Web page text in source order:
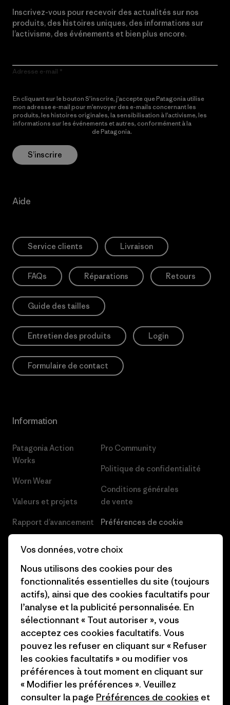
Inscrivez-vous pour recevoir des actualités sur nos
produits, des histoires uniques, des informations sur
l’activisme, des événements et bien plus encore.
Adresse e-mail
En cliquant sur le bouton S’inscrire, j’accepte que Patagonia utilise
mon adresse e-mail pour m’envoyer des e-mails concernant les
produits, les histoires originales, la sensibilisation à l’activisme, les
informations sur les événements et autres, conformément à la
de Patagonia.
S’inscrire
Aide
Service clients Livraison
FAQs Réparations Retours
Guide des tailles
Entretien des produits Login
Formulaire de contact
Information
Patagonia Action
Works
Worn Wear
Valeurs et projets
Rapport d’avancement
Objectifs climatiques
1% For The Planet
Comment nous
finançons
Cartes cadeaux
Nos magasins
Pro Community
Politique de confidentialité
Conditions générales
de vente
Préférences de cookie
Presse et media
Industry program
Programme d’affiliation
Patagonia Luxembourg Plan du
site
Vos données, votre choix
Nous utilisons des cookies pour des
fonctionnalités essentielles du site (toujours
actifs), ainsi que des cookies facultatifs pour
l’analyse et la publicité personnalisée. En
sélectionnant « Tout autoriser », vous
acceptez ces cookies facultatifs. Vous
pouvez les refuser en cliquant sur « Refuser
les cookies facultatifs » ou modifier vos
préférences à tout moment en cliquant sur
« Modifier les préférences ». Veuillez
consulter la page Préférences de cookies et